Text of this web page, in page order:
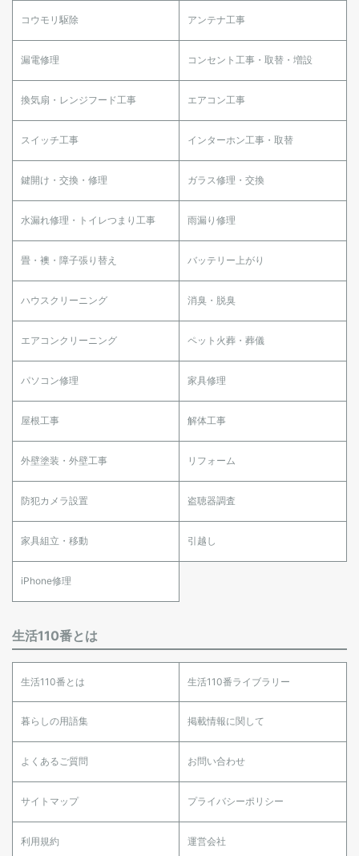
コウモリ駆除 アンテナ工事
漏電修理 コンセント工事・取替・増設
換気扇・レンジフード工事 エアコン工事
スイッチ工事 インターホン工事・取替
鍵開け・交換・修理 ガラス修理・交換
水漏れ修理・トイレつまり工事 雨漏り修理
畳・襖・障子張り替え バッテリー上がり
ハウスクリーニング 消臭・脱臭
エアコンクリーニング ペット火葬・葬儀
パソコン修理 家具修理
屋根工事 解体工事
外壁塗装・外壁工事 リフォーム
防犯カメラ設置 盗聴器調査
家具組立・移動 引越し
iPhone修理
生活110番とは
生活110番とは 生活110番ライブラリー
暮らしの用語集 掲載情報に関して
よくあるご質問 お問い合わせ
サイトマップ プライバシーポリシー
利用規約 運営会社